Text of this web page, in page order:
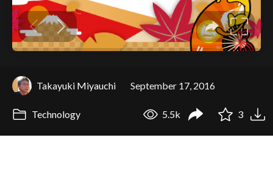
Takayuki Miyauchi September 17, 2016
Technology 5.5k 3